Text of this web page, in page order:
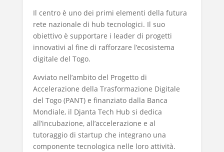
Il centro è uno dei primi elementi della futura
rete nazionale di hub tecnologici. Il suo
obiettivo è supportare i leader di progetti
innovativi al fine di rafforzare l’ecosistema
digitale del Togo.
Avviato nell’ambito del Progetto di
Accelerazione della Trasformazione Digitale
del Togo (PANT) e finanziato dalla Banca
Mondiale, il Djanta Tech Hub si dedica
all’incubazione, all’accelerazione e al
tutoraggio di startup che integrano una
componente tecnologica nelle loro attività.